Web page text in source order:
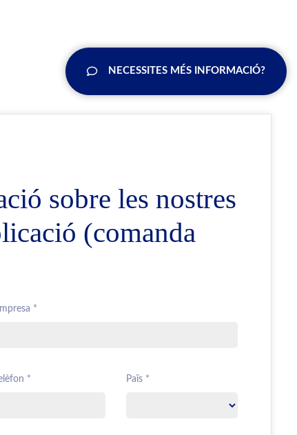
NECESSITES MÉS INFORMACIÓ?
sobre les nostres
(comanda
*
* Païs *